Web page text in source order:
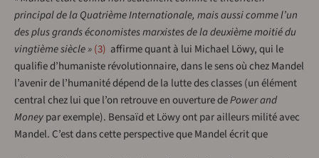
principal de la Quatrième Internationale, mais aussi comme l’un
des plus grands économistes marxistes de la deuxième moitié du
vingtième siècle » 3 affirme quant à lui Michael Löwy, qui le
qualifie d’humaniste révolutionnaire, dans le sens où chez Mandel
l’avenir de l’humanité dépend de la lutte des classes (un élément
central chez lui que l’on retrouve en ouverture dePower and
Moneypar exemple). Bensaïd et Löwy ont par ailleurs milité avec
Mandel. C’est dans cette perspective que Mandel écrit que